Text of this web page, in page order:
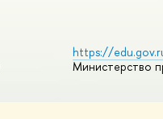
https://
Министерство